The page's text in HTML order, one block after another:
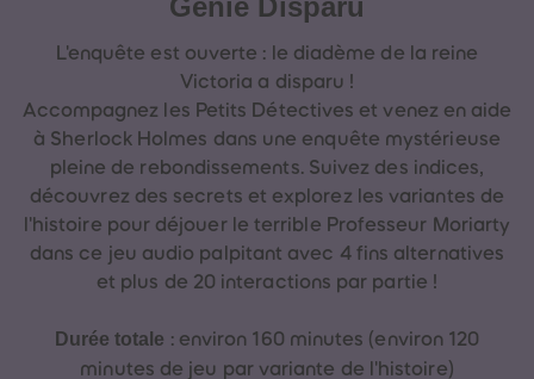
L'enquête est ouverte : le diadème de la reine
Victoria a disparu !
Accompagnez les Petits Détectives et venez en aide
à Sherlock Holmes dans une enquête mystérieuse
pleine de rebondissements. Suivez des indices,
découvrez des secrets et explorez les variantes de
l'histoire pour déjouer le terrible Professeur Moriarty
dans ce jeu audio palpitant avec 4 fins alternatives
et plus de 20 interactions par partie !
Durée totale : environ 160 minutes (environ 120
minutes de jeu par variante de l'histoire)